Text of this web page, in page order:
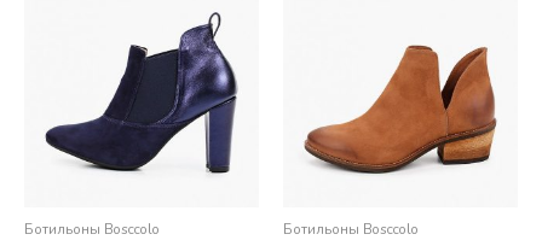
Ботильоны Bosccolo Ботильоны Bosccolo